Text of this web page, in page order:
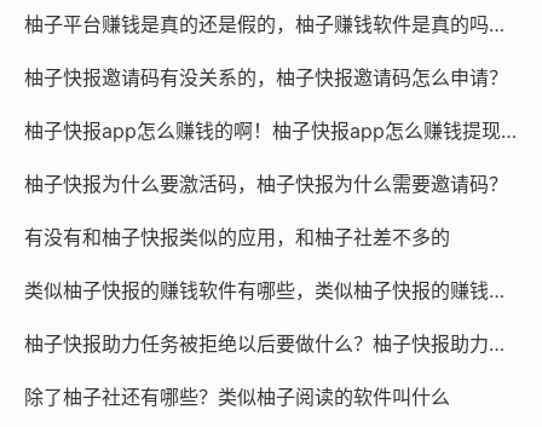
柚子平台赚钱是真的还是假的，柚子赚钱软件是真的吗还是假的？
柚子快报邀请码有没关系的，柚子快报邀请码怎么申请？
柚子快报app怎么赚钱的啊！柚子快报app怎么赚钱提现到微信
柚子快报为什么要激活码，柚子快报为什么需要邀请码？
有没有和柚子快报类似的应用，和柚子社差不多的
类似柚子快报的赚钱软件有哪些，类似柚子快报的赚钱软件是真的吗
柚子快报助力任务被拒绝以后要做什么？柚子快报助力的昵称是什么
除了柚子社还有哪些？类似柚子阅读的软件叫什么